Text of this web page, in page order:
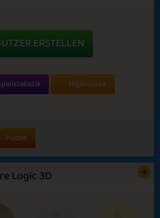
ERSTELLEN
Highscores
Puzzle
Logic 3D